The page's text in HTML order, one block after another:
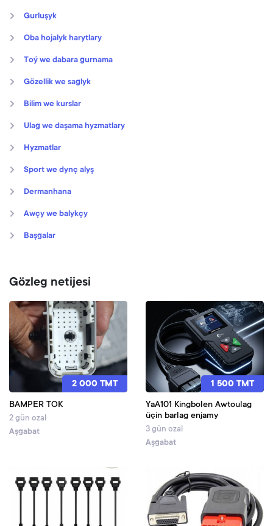
Gurluşyk
Oba hojalyk harytlary
Toý we dabara gurnama
Gözellik we saglyk
Bilim we kurslar
Ulag we daşama hyzmatlary
Hyzmatlar
Sport we dynç alyş
Dermanhana
Awçy we balykçy
Başgalar
Gözleg netijesi
2 000 TMT
BAMPER TOK
2 gün ozal
Aşgabat
1 500 TMT
YaA101 Kingbolen Awtoulag
üçin barlag enjamy
3 gün ozal
Aşgabat